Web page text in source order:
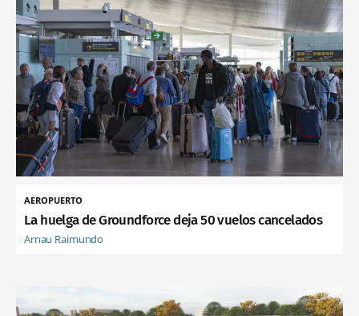
AEROPUERTO
La huelga de Groundforce deja 50 vuelos cancelados
Arnau Raimundo